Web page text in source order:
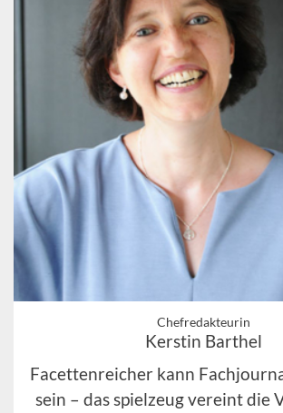
Chefredakteurin
Kerstin Barthel
Facettenreicher kann
sein – das spielzeug vereint die